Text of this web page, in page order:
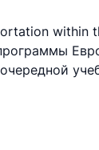
within